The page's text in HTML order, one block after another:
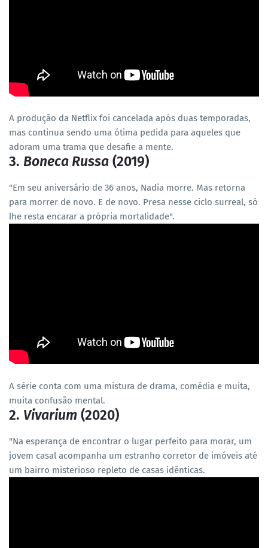
A produção da Netflix foi cancelada após duas temporadas,
mas continua sendo uma ótima pedida para aqueles que
adoram uma trama que desafie a mente.
3. Boneca Russa (2019)
"Em seu aniversário de 36 anos, Nadia morre. Mas retorna
para morrer de novo. E de novo. Presa nesse ciclo surreal, só
lhe resta encarar a própria mortalidade".
A série conta com uma mistura de drama, comédia e muita,
muita confusão mental.
2. Vivarium (2020)
"Na esperança de encontrar o lugar perfeito para morar, um
jovem casal acompanha um estranho corretor de imóveis até
um bairro misterioso repleto de casas idênticas.